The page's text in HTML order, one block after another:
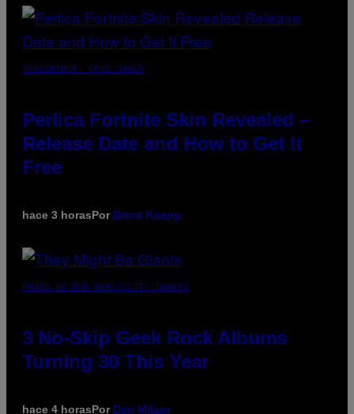
SCREENSHOT: EPIC GAMES
Perlica Fortnite Skin Revealed –
Release Date and How to Get It
Free
hace 3 horasPor Brent Koepp
PHOTO BY BOB BERG/GETTY IMAGES
3 No-Skip Geek Rock Albums
Turning 30 This Year
hace 4 horasPor Dan Milam